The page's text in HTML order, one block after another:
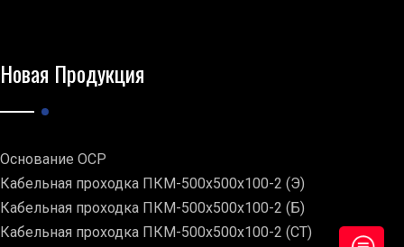
Новая Продукция
Основание ОСР
Кабельная проходка ПКМ-500х500х100-2 (Э)
Кабельная проходка ПКМ-500х500х100-2 (Б)
Кабельная проходка ПКМ-500х500х100-2 (СТ)